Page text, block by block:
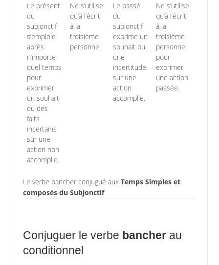
Le présent
du
subjonctif
s’emploie
après
n’importe
quel temps
pour
exprimer
un souhait
ou des
faits
incertains
sur une
action non
accomplie.
Ne s’utilise
qu’à l’écrit
à la
troisième
personne.
Le passé
du
subjonctif
exprime un
souhait ou
une
incertitude
sur une
action
accomplie.
Ne s’utilise
qu’à l’écrit
à la
troisième
personne
pour
exprimer
une action
passée.
Le verbe bancher conjugué aux Temps Simples et
composés du Subjonctif
Conjuguer le verbe bancherau
conditionnel